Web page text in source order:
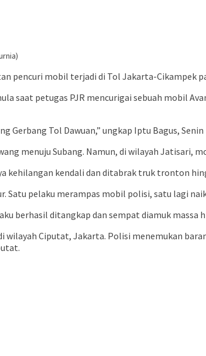
pencuri mobil terjadi di Tol Jakarta-Cikampek
saat petugas PJR mencurigai sebuah mobil
Tol Dawuan,” ungkap Iptu Bagus, Senin
menuju Subang. Namun, di wilayah Jatisari,
kehilangan kendali dan ditabrak truk tronton
pelaku merampas mobil polisi, satu lagi
berhasil ditangkap dan sempat diamuk massa
Ciputat, Jakarta. Polisi menemukan